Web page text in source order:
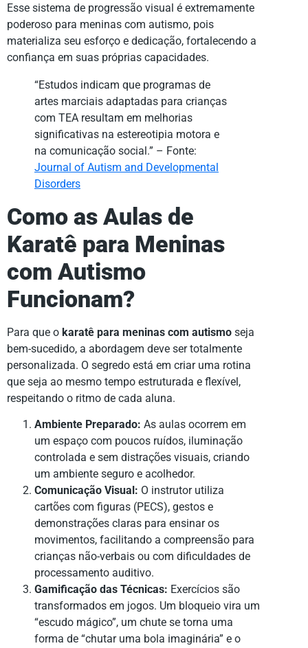
Esse sistema de progressão visual é extremamente
poderoso para meninas com autismo, pois
materializa seu esforço e dedicação, fortalecendo a
confiança em suas próprias capacidades.
“Estudos indicam que programas de
artes marciais adaptadas para crianças
com TEA resultam em melhorias
significativas na estereotipia motora e
na comunicação social.” – Fonte:
Journal of Autism and Developmental
Disorders
Como as Aulas de
Karatê para Meninas
com Autismo
Funcionam?
Para que o karatê para meninas com autismo seja
bem-sucedido, a abordagem deve ser totalmente
personalizada. O segredo está em criar uma rotina
que seja ao mesmo tempo estruturada e flexível,
respeitando o ritmo de cada aluna.
Ambiente Preparado: As aulas ocorrem em
um espaço com poucos ruídos, iluminação
controlada e sem distrações visuais, criando
um ambiente seguro e acolhedor.
Comunicação Visual: O instrutor utiliza
cartões com figuras (PECS), gestos e
demonstrações claras para ensinar os
movimentos, facilitando a compreensão para
crianças não-verbais ou com dificuldades de
processamento auditivo.
Gamificação das Técnicas: Exercícios são
transformados em jogos. Um bloqueio vira um
“escudo mágico”, um chute se torna uma
forma de “chutar uma bola imaginária” e o